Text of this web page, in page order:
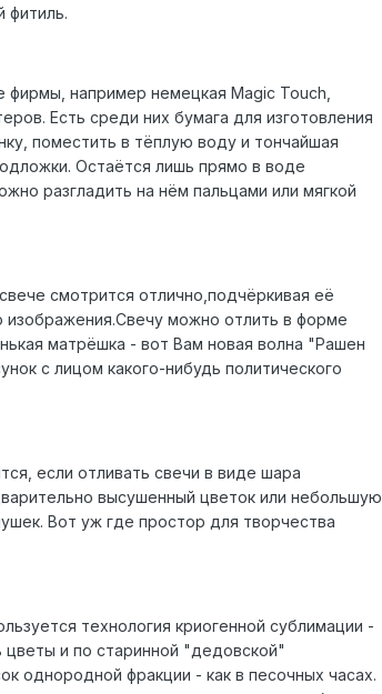
фитиль.
например немецкая Magic Touch,
Есть среди них бумага для изготовления
поместить в тёплую воду и тончайшая
Остаётся лишь прямо в воде
разгладить на нём пальцами или мягкой
смотрится отлично,подчёркивая её
изображения.Свечу можно отлить в форме
матрёшка - вот Вам новая волна "Рашен
с лицом какого-нибудь политического
если отливать свечи в виде шара
высушенный цветок или небольшую
Вот уж где простор для творчества
технология криогенной сублимации -
и по старинной "дедовской"
однородной фракции - как в песочных часах.